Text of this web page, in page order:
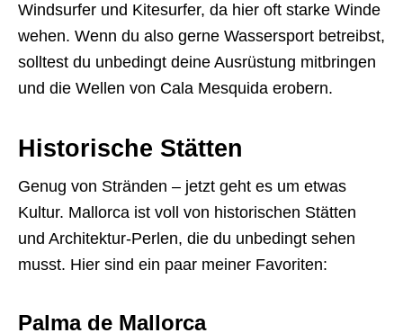
Windsurfer und Kitesurfer, da hier oft starke Winde
wehen. Wenn du also gerne Wassersport betreibst,
solltest du unbedingt deine Ausrüstung mitbringen
und die Wellen von Cala Mesquida erobern.
Historische Stätten
Genug von Stränden – jetzt geht es um etwas
Kultur. Mallorca ist voll von historischen Stätten
und Architektur-Perlen, die du unbedingt sehen
musst. Hier sind ein paar meiner Favoriten:
Palma de Mallorca